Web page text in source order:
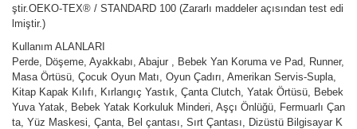
ştir.OEKO-TEX® / STANDARD 100 (Zararlı maddeler açısından test edi
lmiştir.)
Kullanım ALANLARI
Perde, Döşeme, Ayakkabı, Abajur , Bebek Yan Koruma ve Pad, Runner,
Masa Örtüsü, Çocuk Oyun Matı, Oyun Çadırı, Amerikan Servis-Supla,
Kitap Kapak Kılıfı, Kırlangıç Yastık, Çanta Clutch, Yatak Örtüsü, Bebek
Yuva Yatak, Bebek Yatak Korkuluk Minderi, Aşçı Önlüğü, Fermuarlı Çan
ta, Yüz Maskesi, Çanta, Bel çantası, Sırt Çantası, Dizüstü Bilgisayar K